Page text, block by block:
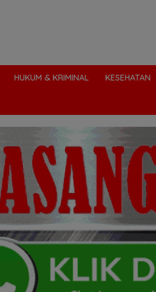
HUKUM & KRIMINAL KESEHATAN